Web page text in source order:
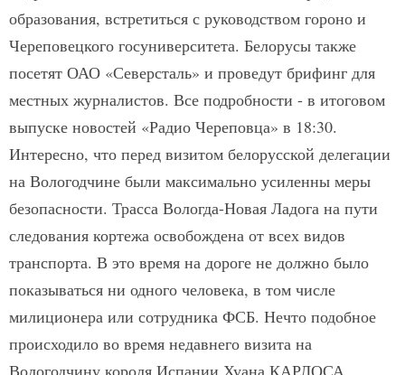
образования, встретиться с руководством гороно и
Череповецкого госуниверситета. Белорусы также
посетят ОАО «Северсталь» и проведут брифинг для
местных журналистов. Все подробности - в итоговом
выпуске новостей «Радио Череповца» в 18:30.
Интересно, что перед визитом белорусской делегации
на Вологодчине были максимально усиленны меры
безопасности. Трасса Вологда-Новая Ладога на пути
следования кортежа освобождена от всех видов
транспорта. В это время на дороге не должно было
показываться ни одного человека, в том числе
милиционера или сотрудника ФСБ. Нечто подобное
происходило во время недавнего визита на
Вологодчину короля Испании Хуана КАРЛОСА.